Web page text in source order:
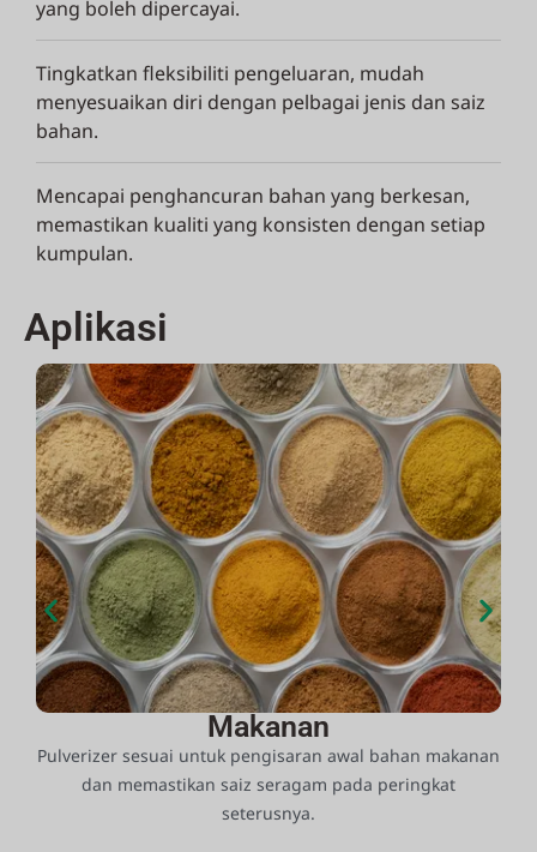
yang boleh dipercayai.
Tingkatkan fleksibiliti pengeluaran, mudah
menyesuaikan diri dengan pelbagai jenis dan saiz
bahan.
Mencapai penghancuran bahan yang berkesan,
memastikan kualiti yang konsisten dengan setiap
kumpulan.
Aplikasi
Makanan
Pulverizer sesuai untuk pengisaran awal bahan makanan
dan memastikan saiz seragam pada peringkat
seterusnya.